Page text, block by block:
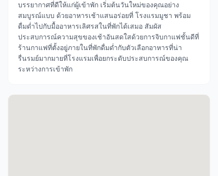
บรรยากาศที่ดีให้แก่ผู้เข้าพัก เริ่มต้นวันใหม่ของคุณอย่าง
สมบูรณ์แบบ ด้วยอาหารเช้าแสนอร่อยที่ โรงแรมมูชา พร้อม
ดื่มด่ำไปกับมื้ออาหารเลิศรสในที่พักได้เสมอ สัมผัส
ประสบการณ์ความสุขของเช้าอันสดใสด้วยการจิบกาแฟชั้นดีที่
ร้านกาแฟที่ตั้งอยู่ภายในที่พักดื่มด่ำกับตัวเลือกอาหารที่น่า
รื่นรมย์มากมายที่โรงแรมเพื่อยกระดับประสบการณ์ของคุณ
ระหว่างการเข้าพัก